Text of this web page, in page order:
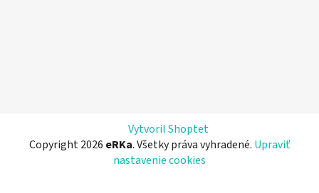
Vytvoril Shoptet
Copyright 2026 eRKa. Všetky práva vyhradené. Upraviť
nastavenie cookies